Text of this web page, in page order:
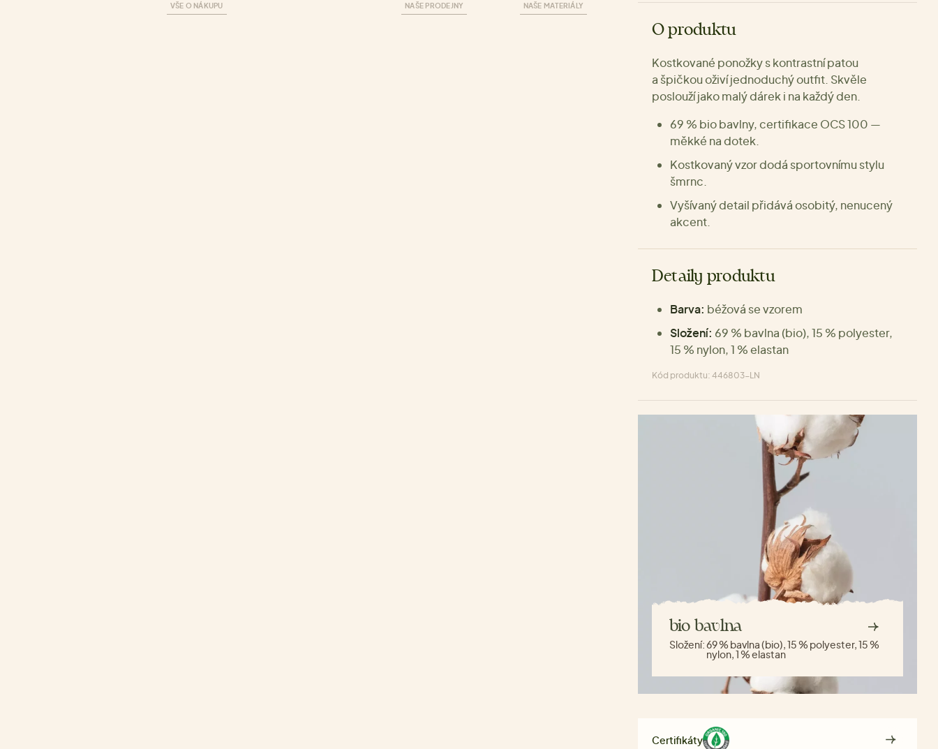
VŠE O NÁKUPU NAŠE PRODEJNY NAŠE MATERIÁLY
O produktu
Kostkované ponožky s kontrastní patou
a špičkou oživí jednoduchý outfit. Skvěle
poslouží jako malý dárek i na každý den.
69 % bio bavlny, certifikace OCS 100 —
měkké na dotek.
Kostkovaný vzor dodá sportovnímu stylu
šmrnc.
Vyšívaný detail přidává osobitý, nenucený
akcent.
Detaily produktu
Barva: béžová se vzorem
Složení: 69 % bavlna (bio), 15 % polyester,
15 % nylon, 1 % elastan
Kód produktu: 446803-LN
bio bavlna
Složení:69 % bavlna (bio), 15 % polyester, 15 %
nylon, 1 % elastan
Certifikáty